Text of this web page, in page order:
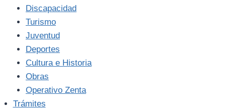
Discapacidad
Turismo
Juventud
Deportes
Cultura e Historia
Obras
Operativo Zenta
Trámites